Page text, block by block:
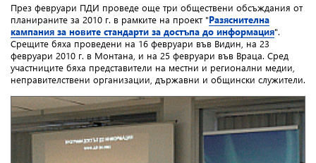
През февруари ПДИ проведе още три обществени обсъждания от
планираните за 2010 г. в рамките на проект "Разяснителна
кампания за новите стандарти за достъпа до информация".
Срещите бяха проведени на 16 февруари във Видин, на 23
февруари 2010 г. в Монтана, и на 25 февруари във Враца. Сред
участниците бяха представители на местни и регионални медии,
неправителствени организации, държавни и общински служители.